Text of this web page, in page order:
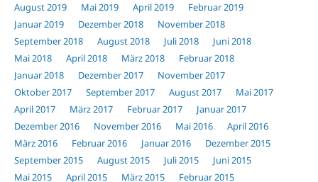
August 2019
Mai 2019 April 2019
Februar 2019
Januar 2019
Dezember 2018
November 2018
September 2018
August 2018 Juli 2018
Juni 2018
Mai 2018
April 2018 März 2018
Februar 2018
Januar 2018
Dezember 2017
November 2017
Oktober 2017
September 2017 August 2017
Mai 2017
April 2017
März 2017 Februar 2017
Januar 2017
Dezember 2016
November 2016 Mai 2016
April 2016
März 2016
Februar 2016 Januar 2016
Dezember 2015
September 2015
August 2015 Juli 2015
Juni 2015
Mai 2015
April 2015 März 2015
Februar 2015